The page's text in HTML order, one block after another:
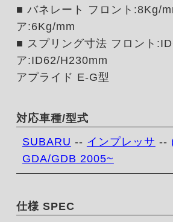
■ バネレート フロント:8Kg/
ア:6Kg/mm
■ スプリング寸法 フロント
ア:ID62/H230mm
アプライド E-G型
対応車種/型式
SUBARU -- インプレッサ --
GDA/GDB 2005~
仕様 SPEC